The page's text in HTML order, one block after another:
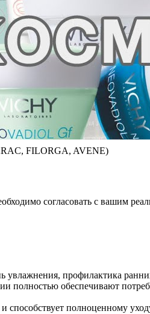
FILORGA, AVENE)
согласовать с вашим
увлажнения, профилактика
полностью обеспечивают
способствует полноценному